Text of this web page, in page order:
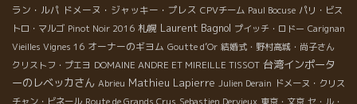
ラン・ルパ ドメーヌ・ジャッキー・プレス CPVチーム Paul Bocuse パリ・ビス
トロ・マルゴ Pinot Noir 2016 札幌 Laurent Bagnol プイッチ・ロドー Carignan
Vieilles Vignes 16 オーナーのギヨム Goutte d’Or 結婚式・野村高城・尚子さん
クリストフ・プエヨ DOMAINE ANDRE ET MIREILLE TISSOT 台湾インポータ
ーのレベッカさん Abrieu Mathieu Lapierre Julien Derain ドメーヌ・クリス